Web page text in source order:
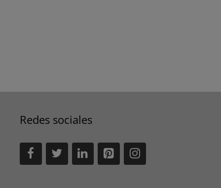
Redes sociales